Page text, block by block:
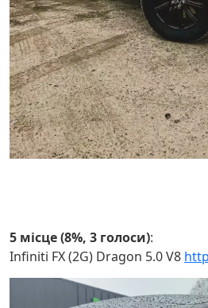
5 місце (8%, 3 голоси):
Infiniti FX (2G) Dragon 5.0 V8